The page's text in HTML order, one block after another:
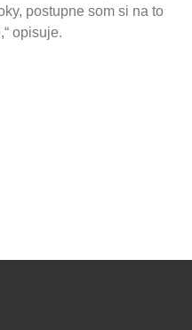
postupne som si na to
opisuje.